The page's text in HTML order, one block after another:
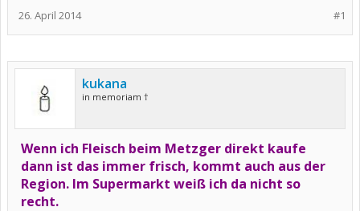
#1
26. April 2014
kukana
in memoriam †
Wenn ich Fleisch beim Metzger direkt kaufe
dann ist das immer frisch, kommt auch aus der
Region. Im Supermarkt weiß ich da nicht so
recht.